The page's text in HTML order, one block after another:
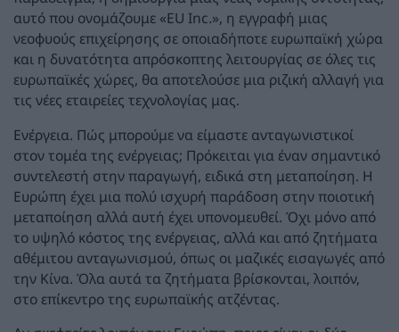
αυτό που ονομάζουμε «EU Inc.», η εγγραφή μιας
νεοφυούς επιχείρησης σε οποιαδήποτε ευρωπαϊκή χώρα
και η δυνατότητα απρόσκοπτης λειτουργίας σε όλες τις
ευρωπαϊκές χώρες, θα αποτελούσε μια ριζική αλλαγή για
τις νέες εταιρείες τεχνολογίας μας.
Ενέργεια. Πώς μπορούμε να είμαστε ανταγωνιστικοί
στον τομέα της ενέργειας; Πρόκειται για έναν σημαντικό
συντελεστή στην παραγωγή, ειδικά στη μεταποίηση. Η
Ευρώπη έχει μια πολύ ισχυρή παράδοση στην ποιοτική
μεταποίηση αλλά αυτή έχει υπονομευθεί. Όχι μόνο από
το υψηλό κόστος της ενέργειας, αλλά και από ζητήματα
αθέμιτου ανταγωνισμού, όπως οι μαζικές εισαγωγές από
την Κίνα. Όλα αυτά τα ζητήματα βρίσκονται, λοιπόν,
στο επίκεντρο της ευρωπαϊκής ατζέντας.